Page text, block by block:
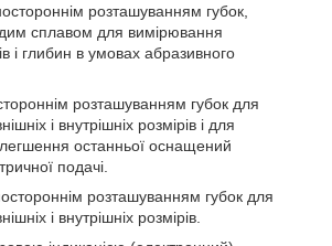
розташуванням губок,
сплавом для вимірювання
і глибин в умовах абразивного
розташуванням губок для
і внутрішніх розмірів і для
останньої оснащений
подачі.
розташуванням губок для
і внутрішніх розмірів.